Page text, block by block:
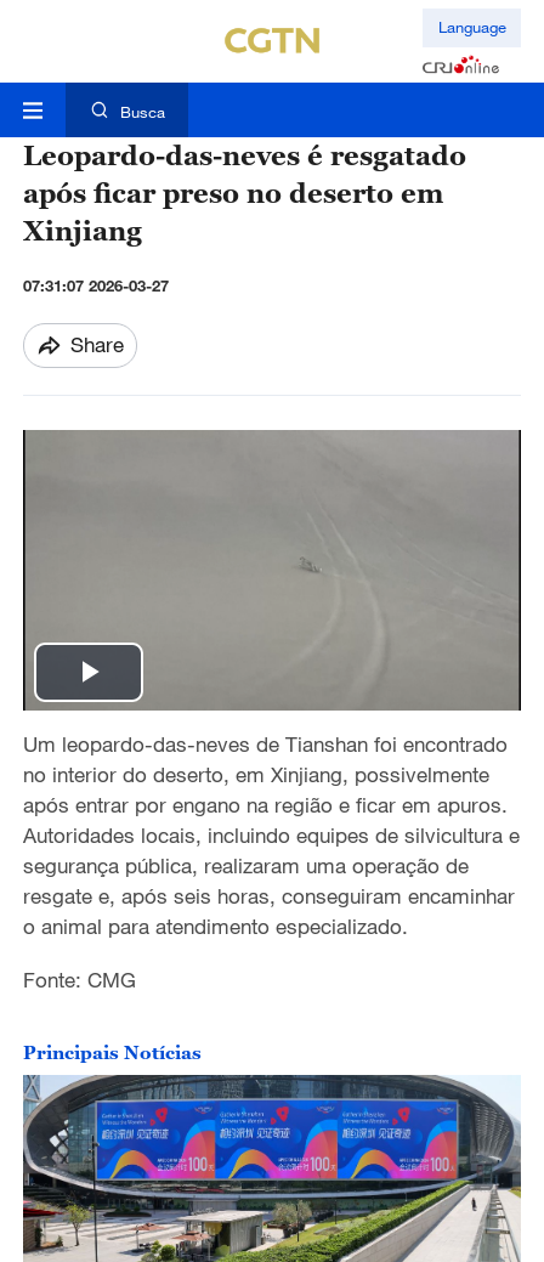
Language
Busca
Leopardo-das-neves é resgatado
após ficar preso no deserto em
Xinjiang
07:31:07 2026-03-27
Share
P
l
a
y
V
i
e
o
Um leopardo-das-neves de Tianshan foi encontrado
no interior do deserto, em Xinjiang, possivelmente
após entrar por engano na região e ficar em apuros.
Autoridades locais, incluindo equipes de silvicultura e
segurança pública, realizaram uma operação de
resgate e, após seis horas, conseguiram encaminhar
o animal para atendimento especializado.
Fonte: CMG
Principais Notícias